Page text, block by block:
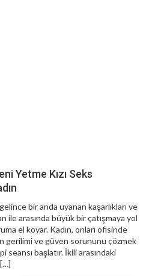
Yetme Kızı Seks
gelince bir anda uyanan kaşarlıkları ve
ile arasında büyük bir çatışmaya yol
el koyar. Kadın, onları ofisinde
gerilimi ve güven sorununu çözmek
seansı başlatır. İkili arasındaki